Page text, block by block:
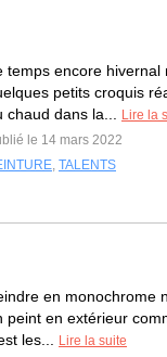
temps encore
petits croquis
chaud dans la...
Lire la
le 14 mars 2022
, TALENTS
en monochrome
peint en extérieur
les...
Lire la suite